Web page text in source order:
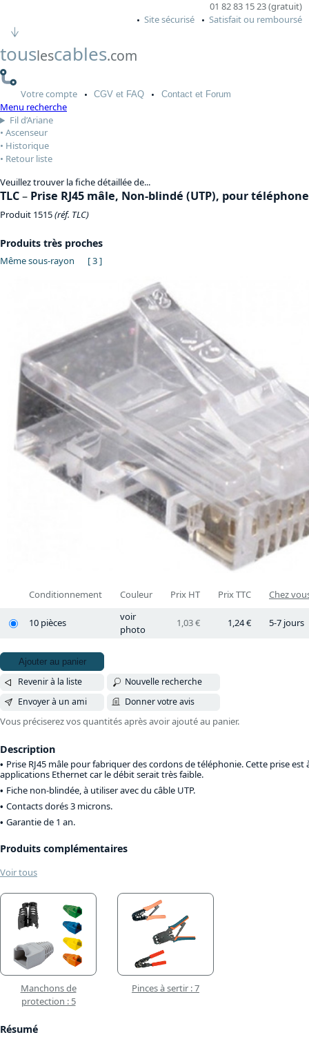
01 82 83 15 23 (gratuit)
Site sécurisé
Satisfait ou remboursé
touslescables.com
Votrecompte CGV et FAQ Contactet Forum
Menu recherche
Fil d’Ariane
Ascenseur
Historique
Retour liste
Veuillez trouver la fiche détaillée de...
TLC– Prise RJ45 mâle, Non-blindé (UTP), pour
Produit 1515(réf. TLC)
Produits très proches
Même sous-rayon [ 3 ]
Conditionnement Couleur Prix HT Prix TTC Chez
10 pièces
voir
photo
1,03 € 1,24 € 5-7 jours
Ajouter au panier
Revenir à la liste
Nouvelle recherche
Envoyer à un ami
Donner votre avis
Vous préciserez vos quantités après avoir ajouté au panier.
Description
Prise RJ45 mâle pour fabriquer des cordons de téléphonie. Cette prise est
applications Ethernet car le débit serait très faible.
Fiche non-blindée, à utiliser avec du câble UTP.
Contacts dorés 3 microns.
Garantie de 1 an.
Produits complémentaires
Voir tous
Manchons de
protection : 5
Pinces à sertir : 7
Résumé